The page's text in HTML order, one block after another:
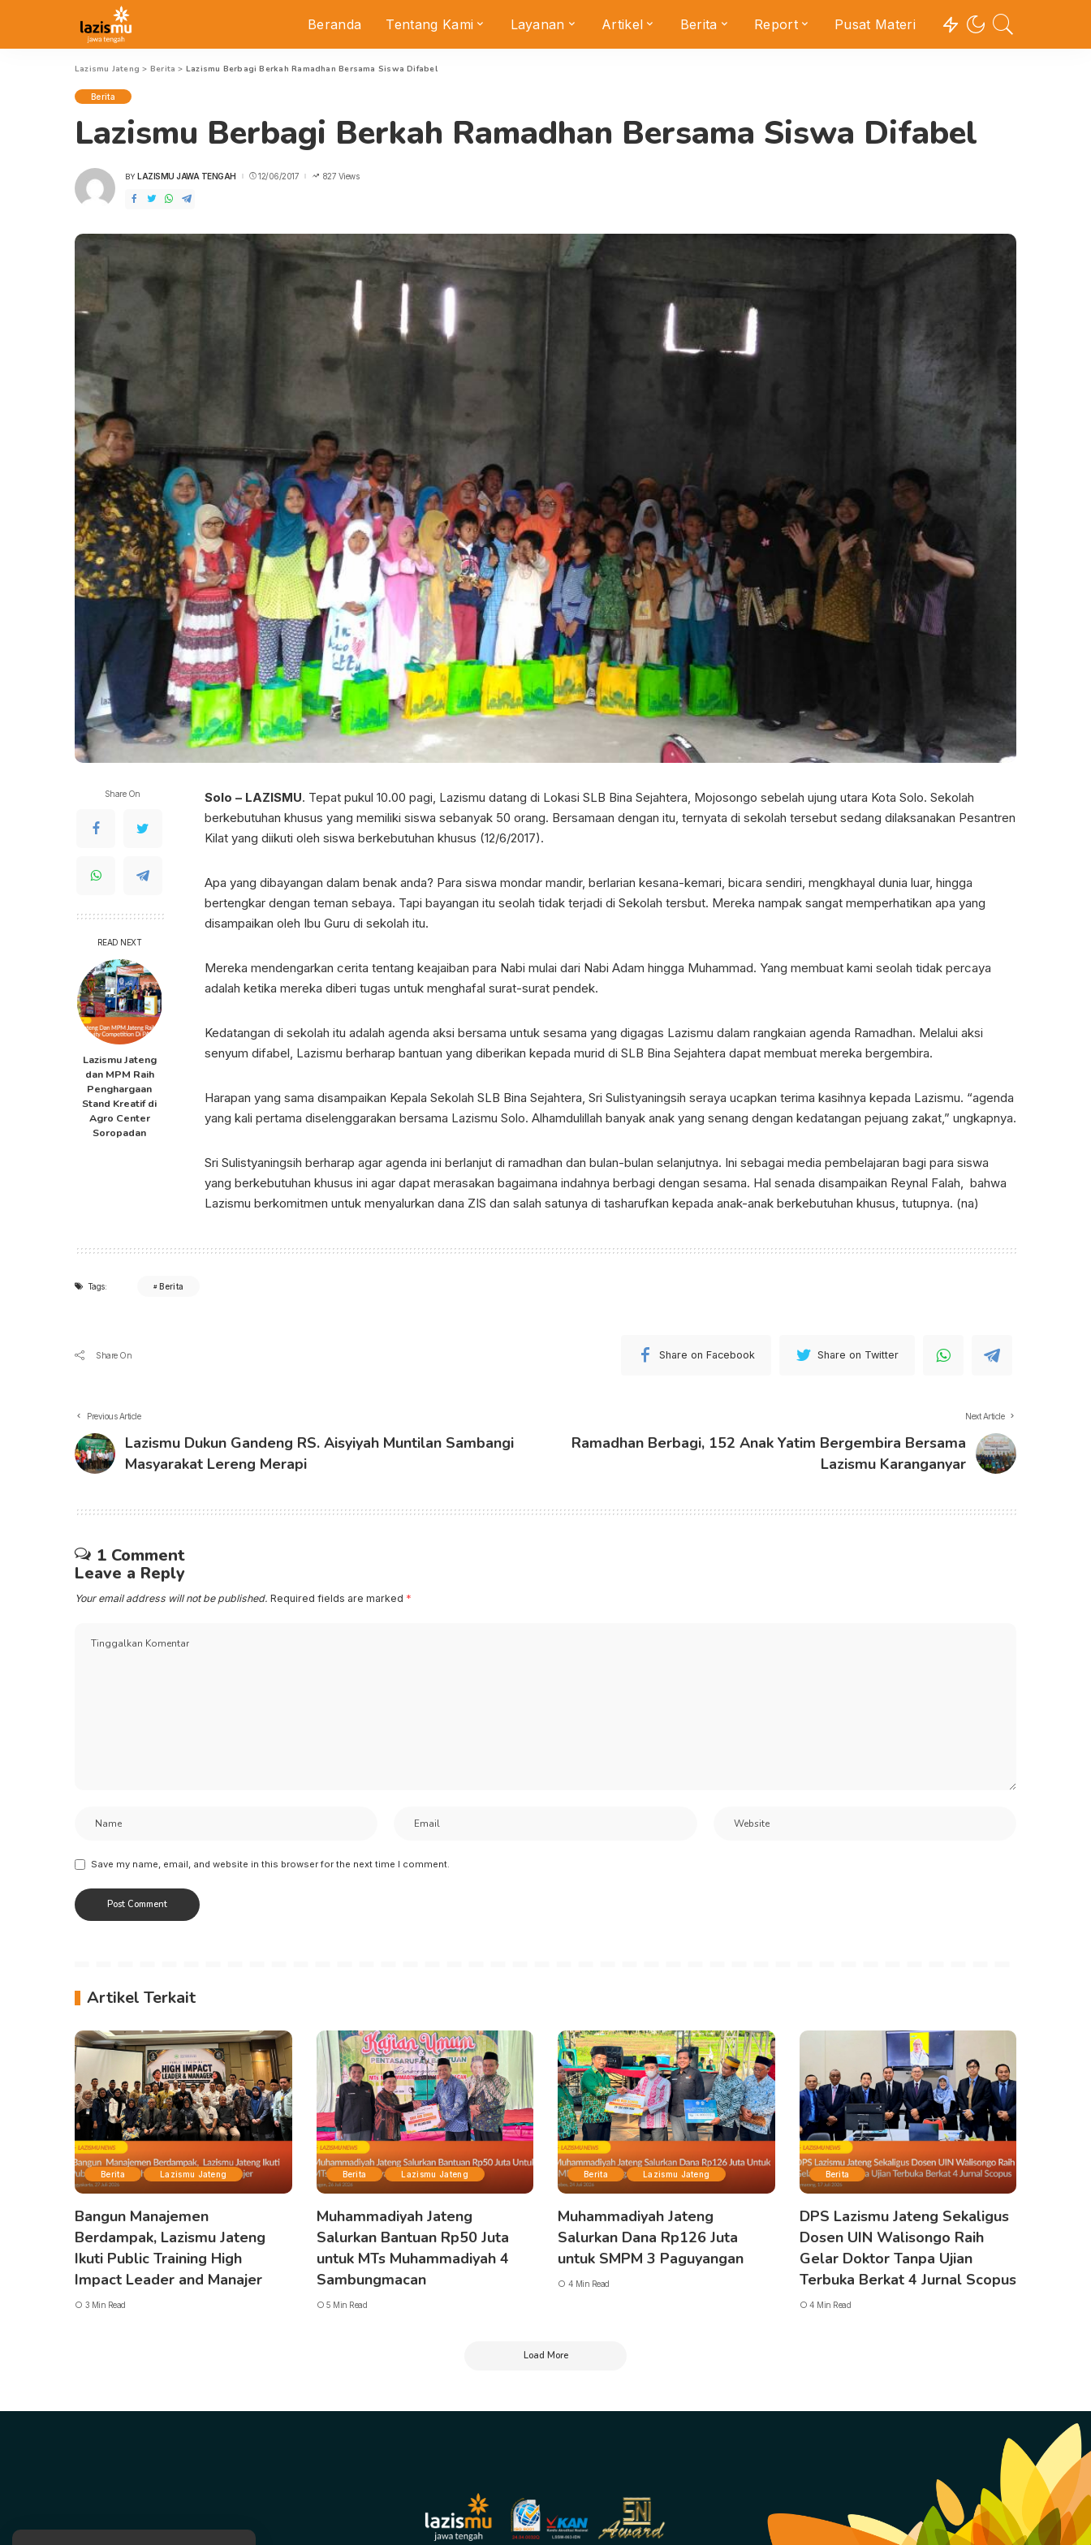
Beranda Tentang Kami Layanan Artikel Berita Report Pusat Materi
Lazismu Jateng > Berita > Lazismu Berbagi Berkah Ramadhan Bersama Siswa Difabel
Berita
Lazismu Berbagi Berkah Ramadhan Bersama Siswa Difabel
POSTED
BY LAZISMU JAWA TENGAH 12/06/2017 827 Views
Share On
READ NEXT
Lazismu Jateng
dan MPM Raih
Penghargaan
Stand Kreatif di
Agro Center
Soropadan
Solo – LAZISMU. Tepat pukul 10.00 pagi, Lazismu datang di Lokasi SLB Bina Sejahtera, Mojosongo sebelah ujung utara Kota Solo. Sekolah
berkebutuhan khusus yang memiliki siswa sebanyak 50 orang. Bersamaan dengan itu, ternyata di sekolah tersebut sedang dilaksanakan Pesantren
Kilat yang diikuti oleh siswa berkebutuhan khusus (12/6/2017).
Apa yang dibayangan dalam benak anda? Para siswa mondar mandir, berlarian kesana-kemari, bicara sendiri, mengkhayal dunia luar, hingga
bertengkar dengan teman sebaya. Tapi bayangan itu seolah tidak terjadi di Sekolah tersbut. Mereka nampak sangat memperhatikan apa yang
disampaikan oleh Ibu Guru di sekolah itu.
Mereka mendengarkan cerita tentang keajaiban para Nabi mulai dari Nabi Adam hingga Muhammad. Yang membuat kami seolah tidak percaya
adalah ketika mereka diberi tugas untuk menghafal surat-surat pendek.
Kedatangan di sekolah itu adalah agenda aksi bersama untuk sesama yang digagas Lazismu dalam rangkaian agenda Ramadhan. Melalui aksi
senyum difabel, Lazismu berharap bantuan yang diberikan kepada murid di SLB Bina Sejahtera dapat membuat mereka bergembira.
Harapan yang sama disampaikan Kepala Sekolah SLB Bina Sejahtera, Sri Sulistyaningsih seraya ucapkan terima kasihnya kepada Lazismu. “agenda
yang kali pertama diselenggarakan bersama Lazismu Solo. Alhamdulillah banyak anak yang senang dengan kedatangan pejuang zakat,” ungkapnya.
Sri Sulistyaningsih berharap agar agenda ini berlanjut di ramadhan dan bulan-bulan selanjutnya. Ini sebagai media pembelajaran bagi para siswa
yang berkebutuhan khusus ini agar dapat merasakan bagaimana indahnya berbagi dengan sesama. Hal senada disampaikan Reynal Falah, bahwa
Lazismu berkomitmen untuk menyalurkan dana ZIS dan salah satunya di tasharufkan kepada anak-anak berkebutuhan khusus, tutupnya. (na)
Tags: Berita
Share On Share on Facebook Share on Twitter
Previous Article
Lazismu Dukun Gandeng RS. Aisyiyah Muntilan Sambangi
Masyarakat Lereng Merapi
Next Article
Ramadhan Berbagi, 152 Anak Yatim Bergembira Bersama
Lazismu Karanganyar
1 Comment
Leave a Reply
Your email address will not be published. Required fields are marked *
Save my name, email, and website in this browser for the next time I comment.
Artikel Terkait
Berita Lazismu Jateng
Bangun Manajemen
Berdampak, Lazismu Jateng
Ikuti Public Training High
Impact Leader and Manajer
3 Min Read
Berita Lazismu Jateng
Muhammadiyah Jateng
Salurkan Bantuan Rp50 Juta
untuk MTs Muhammadiyah 4
Sambungmacan
5 Min Read
Berita Lazismu Jateng
Muhammadiyah Jateng
Salurkan Dana Rp126 Juta
untuk SMPM 3 Paguyangan
4 Min Read
Berita
DPS Lazismu Jateng Sekaligus
Dosen UIN Walisongo Raih
Gelar Doktor Tanpa Ujian
Terbuka Berkat 4 Jurnal Scopus
4 Min Read
Load More